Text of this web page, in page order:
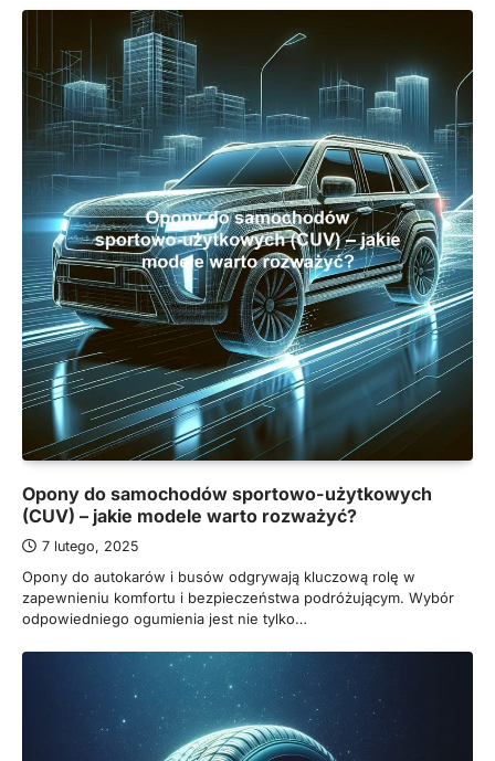
Opony do samochodów sportowo-użytkowych
(CUV) – jakie modele warto rozważyć?
7 lutego, 2025
Opony do autokarów i busów odgrywają kluczową rolę w
zapewnieniu komfortu i bezpieczeństwa podróżującym. Wybór
odpowiedniego ogumienia jest nie tylko…